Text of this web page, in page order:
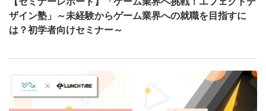
ザイン塾」～未経験からゲーム業界への就職を目指すに
は？初学者向けセミナー～